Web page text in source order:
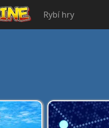
Rybí hry